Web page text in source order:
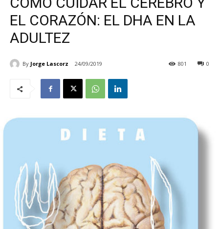
EL CORAZÓN: EL DHA EN LA
ADULTEZ
By Jorge Lascorz 24/09/2019 0
801